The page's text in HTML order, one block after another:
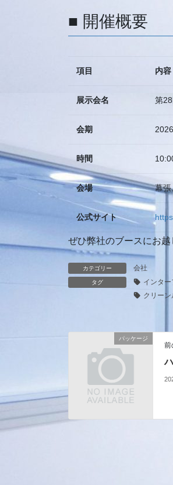
■ 開催概要
項目 内容
展示会名 第
会期
時間
会場 幕張
公式サイト
ぜひ弊社のブースにお越
カテゴリー 会社
タグ インタ
クリー
パッケージ
前